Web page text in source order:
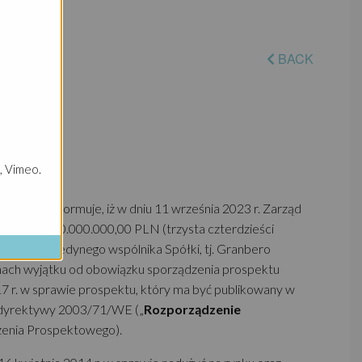
BACK
”) informuje, iż w dniu 11 września 2023 r. Zarząd
do 340.000.000,00 PLN (trzysta czterdzieści
przez jedynego wspólnika Spółki, tj. Granbero
wyjątku od obowiązku sporządzenia prospektu
r. w sprawie prospektu, który ma być publikowany w
2003/71/WE („Rozporządzenie
Prospektowego).
Vimeo.